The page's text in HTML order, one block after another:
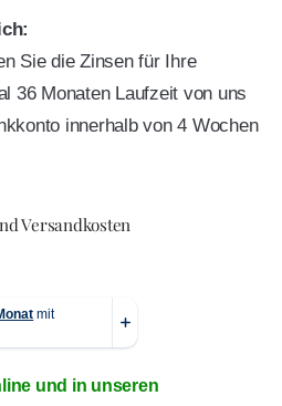
Sie die Zinsen für Ihre
36 Monaten Laufzeit von uns
innerhalb von 4 Wochen
Versandkosten
und in unseren